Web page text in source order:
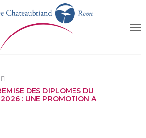
DES DIPLOMES DU
: UNE PROMOTION A